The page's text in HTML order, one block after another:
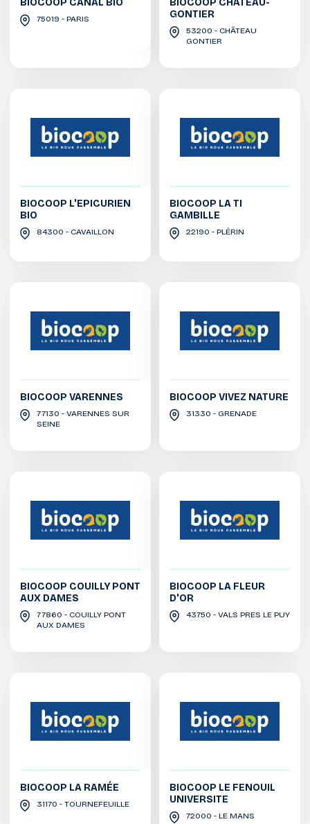
BIOCOOP CANAL BIO
75019 - PARIS
BIOCOOP CHÂTEAU-
GONTIER
53200 - CHÂTEAU
GONTIER
BIOCOOP L'EPICURIEN
BIO
84300 - CAVAILLON
BIOCOOP LA TI
GAMBILLE
22190 - PLÉRIN
BIOCOOP VARENNES
77130 - VARENNES SUR
SEINE
BIOCOOP VIVEZ NATURE
31330 - GRENADE
BIOCOOP COUILLY PONT
AUX DAMES
77860 - COUILLY PONT
AUX DAMES
BIOCOOP LA FLEUR
D'OR
43750 - VALS PRES LE PUY
BIOCOOP LA RAMÉE
31170 - TOURNEFEUILLE
BIOCOOP LE FENOUIL
UNIVERSITE
72000 - LE MANS